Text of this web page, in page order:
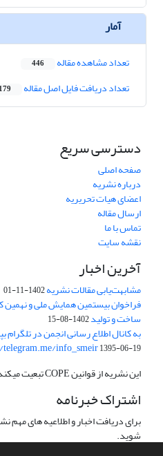
آمار
تعداد مشاهده مقاله 446
تعداد دریافت فایل اصل مقاله 179
دسترسی سریع
صفحه اصلی
درباره نشریه
اعضای هیات تحریریه
ارسال مقاله
تماس با ما
نقشه سایت
آخرین اخبار
مشابهت‌یابی مقالات نشریه1402-11-01
فراخوان بیستمین همایش ملی و نهمین
ساخت و تولید1402-08-15
به کانال اطلاع رسانی انجمن در تلگرام
info_smeir1395-06-19
این نشریه از قوانین COPE تبعیت میکند.
اشتراک خبرنامه
برای دریافت اخبار و اطلاعیه های
شوید.